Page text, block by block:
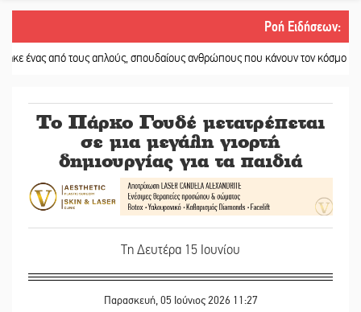
Ροή Ειδήσεων:
τους απλούς, σπουδαίους ανθρώπους που κάνουν τον κόσμο λίγο πιο
Το Πάρκο Γουδέ μετατρέπεται
σε μια μεγάλη γιορτή
δημιουργίας για τα παιδιά
Τη Δευτέρα 15 Ιουνίου
Παρασκευή, 05 Ιούνιος 2026 11:27